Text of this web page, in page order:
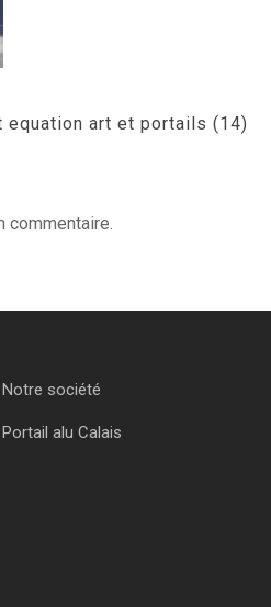
equation art et portails (14)
commentaire.
Notre société
Portail alu Calais